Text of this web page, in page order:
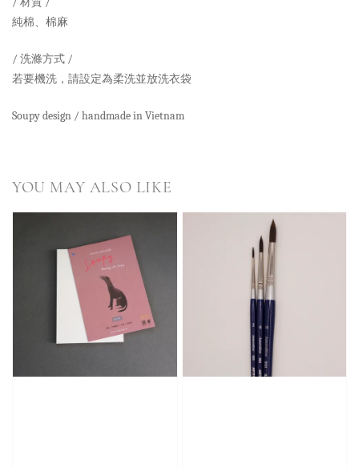
純棉、棉麻
/ 洗滌方式 /
若要機洗，請設定為柔洗並放洗衣袋
Soupy design / handmade in Vietnam
YOU MAY ALSO LIKE